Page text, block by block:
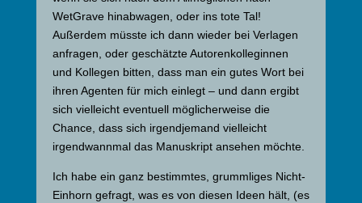
WetGrave hinabwagen, oder ins tote Tal!
Außerdem müsste ich dann wieder bei Verlagen
anfragen, oder geschätzte Autorenkolleginnen
und Kollegen bitten, dass man ein gutes Wort bei
ihren Agenten für mich einlegt – und dann ergibt
sich vielleicht eventuell möglicherweise die
Chance, dass sich irgendjemand vielleicht
irgendwannmal das Manuskript ansehen möchte.
Ich habe ein ganz bestimmtes, grummliges Nicht-
Einhorn gefragt, was es von diesen Ideen hält, (es